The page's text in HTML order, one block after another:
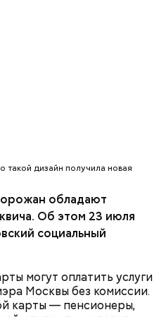
дизайн получила новая
обладают
Об этом 23 июля
социальный
могут оплатить услуги
Москвы без комиссии.
карты — пенсионеры,
на сайте мэра